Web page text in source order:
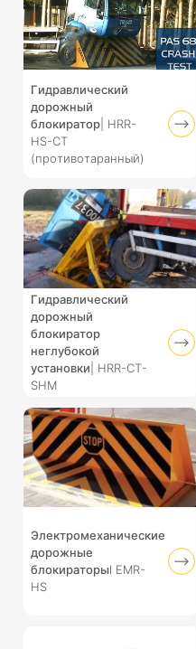
Гидравлический
дорожный
блокиратор | HRR-
HS-CT
(противотаранный)
Гидравлический
дорожный
блокиратор
неглубокой
установки | HRR-CT-
SHM
Электромеханические
дорожные
блокираторыl EMR-
HS